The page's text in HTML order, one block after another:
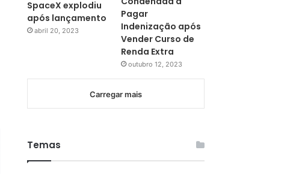
SpaceX explodiu
após lançamento
abril 20, 2023
Pagar
Indenização após
Vender Curso de
Renda Extra
outubro 12, 2023
Carregar mais
Temas